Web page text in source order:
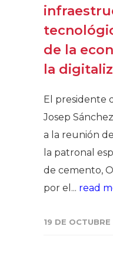
de la
la
El presidente
Josep
a la reunión
la patronal
de cemento,
por el... read
19 DE